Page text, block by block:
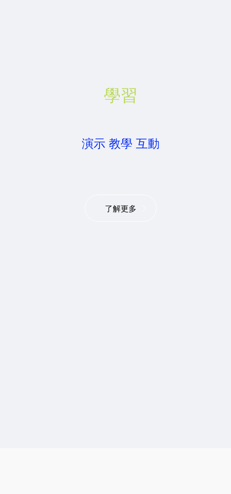
學習
演示 教學 互動
了解更多